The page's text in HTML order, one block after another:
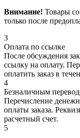
Внимание! Товары со
только после
3
Оплата по ссылке
После обсуждения
ссылку на оплату.
оплатить заказ в
4
Безналичным
Перечисление
оплаты заказа.
расчетный счет.
5